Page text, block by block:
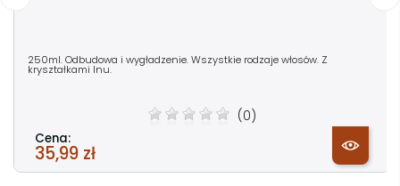
250ml. Odbudowa i wygładzenie. Wszystkie rodzaje włosów. Z
kryształkami lnu.
(0)
Cena:
35,99 zł